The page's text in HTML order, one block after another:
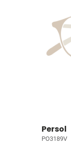
Persol
PO3189V